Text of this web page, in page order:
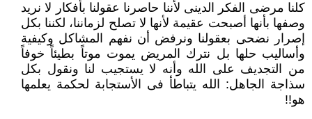
كلنا مرضى الفكر الدينى لأننا حاصرنا عقولنا بأفكار لا نريد
وصفها بأنها أصبحت عقيمة لأنها لا تصلح لزماننا، لكننا بكل
إصرار نضحى ‏بعقولنا ونرفض أن نفهم المشاكل وكيفية
وأساليب حلها بل نترك المريض يموت موتاً بطيئاً خوفاً
من التجديف على الله وأنه لا يستجيب ‏لنا ونقول بكل
سذاجة الجاهل: الله يتباطأ فى الأستجابة لحكمة يعلمها
هو!!‏